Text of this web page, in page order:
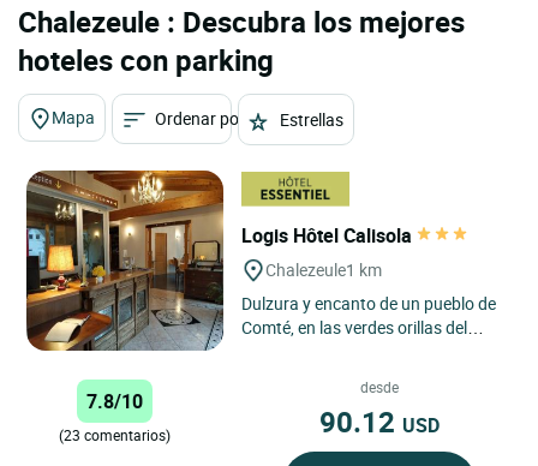
Chalezeule : Descubra los mejores
hoteles con parking
Mapa Ordenar por Estrellas
Logis Hôtel Calisola
Chalezeule1 km
Dulzura y encanto de un pueblo de
Comté, en las verdes orillas del
7.8/10
(23 comentarios)
desde
90.12 USD